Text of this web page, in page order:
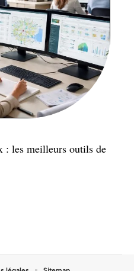
: les meilleurs outils de